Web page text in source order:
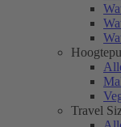
Travel